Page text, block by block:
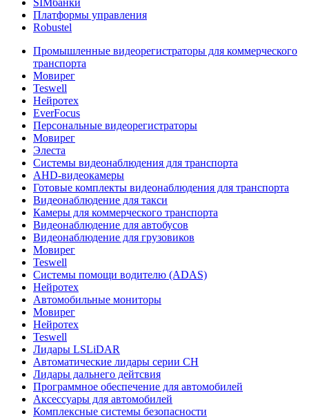
SIMбанки
Платформы управления
Robustel
Промышленные видеорегистраторы для коммерческого
транспорта
Мовирег
Teswell
Нейротех
EverFocus
Персональные видеорегистраторы
Мовирег
Элеста
Системы видеонаблюдения для транспорта
AHD-видеокамеры
Готовые комплекты видеонаблюдения для транспорта
Видеонаблюдение для такси
Камеры для коммерческого транспорта
Видеонаблюдение для автобусов
Видеонаблюдение для грузовиков
Мовирег
Teswell
Системы помощи водителю (ADAS)
Нейротех
Автомобильные мониторы
Мовирег
Нейротех
Teswell
Лидары LSLiDAR
Автоматические лидары серии CH
Лидары дальнего дейтсвия
Программное обеспечение для автомобилей
Аксессуары для автомобилей
Комплексные системы безопасности